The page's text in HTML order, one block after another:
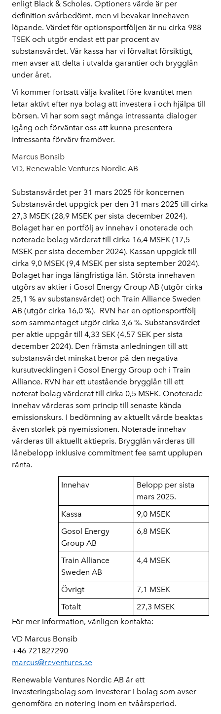
enligt Black & Scholes. Optioners värde är per
definition svårbedömt, men vi bevakar innehaven
löpande. Värdet för optionsportföljen är nu cirka 988
TSEK och utgör endast ett par procent av
substansvärdet. Vår kassa har vi förvaltat försiktigt,
men avser att delta i utvalda garantier och brygglån
under året.
Vi kommer fortsatt välja kvalitet före kvantitet men
letar aktivt efter nya bolag att investera i och hjälpa till
börsen. Vi har som sagt många intressanta dialoger
igång och förväntar oss att kunna presentera
intressanta förvärv framöver.
Marcus Bonsib
VD, Renewable Ventures Nordic AB
Substansvärdet per 31 mars 2025 för koncernen
Substansvärdet uppgick per den 31 mars 2025 till cirka
27,3 MSEK (28,9 MSEK per sista december 2024).
Bolaget har en portfölj av innehav i onoterade och
noterade bolag värderat till cirka 16,4 MSEK (17,5
MSEK per sista december 2024). Kassan uppgick till
cirka 9,0 MSEK (9,4 MSEK per sista september 2024).
Bolaget har inga långfristiga lån. Största innehaven
utgörs av aktier i Gosol Energy Group AB (utgör cirka
25,1 % av substansvärdet) och Train Alliance Sweden
AB (utgör cirka 16,0 %). RVN har en optionsportfölj
som sammantaget utgör cirka 3,6 %. Substansvärdet
per aktie uppgår till 4,33 SEK (4,57 SEK per sista
december 2024). Den främsta anledningen till att
substansvärdet minskat beror på den negativa
kursutvecklingen i Gosol Energy Group och i Train
Alliance. RVN har ett utestående brygglån till ett
noterat bolag värderat till cirka 0,5 MSEK. Onoterade
innehav värderas som princip till senaste kända
emissionskurs. I bedömning av aktuellt värde beaktas
även storlek på nyemissionen. Noterade innehav
värderas till aktuellt aktiepris. Brygglån värderas till
lånebelopp inklusive commitment fee samt upplupen
ränta.
Innehav
Belopp per sista
mars 2025.
Kassa
9,0 MSEK
Gosol Energy
Group AB
6,8 MSEK
Train Alliance
Sweden AB
4,4 MSEK
Övrigt
7,1 MSEK
Totalt
27,3 MSEK
För mer information, vänligen kontakta:
VD Marcus Bonsib
+46 721827290
marcus@reventures.se
Renewable Ventures Nordic AB är ett
investeringsbolag som investerar i bolag som avser
genomföra en notering inom en tvåårsperiod.